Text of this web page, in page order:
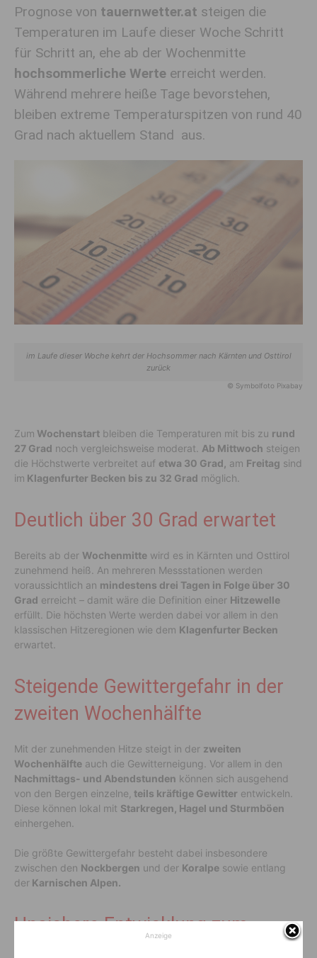
Prognose von tauernwetter.at steigen die
Temperaturen im Laufe dieser Woche Schritt
für Schritt an, ehe ab der Wochenmitte
hochsommerliche Werte erreicht werden.
Während mehrere heiße Tage bevorstehen,
bleiben extreme Temperaturspitzen von rund 40
Grad nach aktuellem Stand aus.
im Laufe dieser Woche kehrt der Hochsommer nach Kärnten und Osttirol
zurück
© Symbolfoto Pixabay
Zum Wochenstart bleiben die Temperaturen mit bis zu rund
27 Grad noch vergleichsweise moderat. Ab Mittwoch steigen
die Höchstwerte verbreitet auf etwa 30 Grad, am Freitag sind
im Klagenfurter Becken bis zu 32 Grad möglich.
Deutlich über 30 Grad erwartet
Bereits ab der Wochenmitte wird es in Kärnten und Osttirol
zunehmend heiß. An mehreren Messstationen werden
voraussichtlich an mindestens drei Tagen in Folge über 30
Grad erreicht – damit wäre die Definition einer Hitzewelle
erfüllt. Die höchsten Werte werden dabei vor allem in den
klassischen Hitzeregionen wie dem Klagenfurter Becken
erwartet.
Steigende Gewittergefahr in der
zweiten Wochenhälfte
Mit der zunehmenden Hitze steigt in der zweiten
Wochenhälfte auch die Gewitterneigung. Vor allem in den
Nachmittags- und Abendstunden können sich ausgehend
von den Bergen einzelne, teils kräftige Gewitter entwickeln.
Diese können lokal mit Starkregen, Hagel und Sturmböen
einhergehen.
Die größte Gewittergefahr besteht dabei insbesondere
zwischen den Nockbergen und der Koralpe sowie entlang
der Karnischen Alpen.
Unsichere Entwicklung zum
Anzeige